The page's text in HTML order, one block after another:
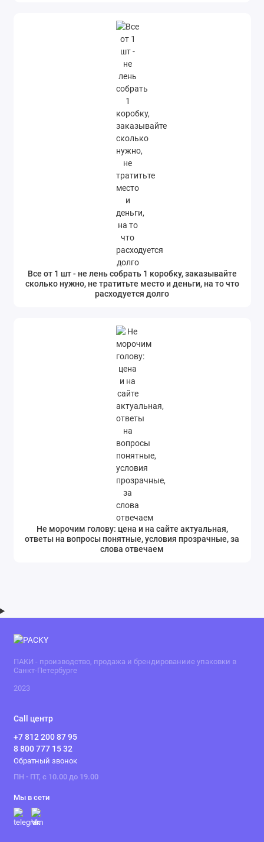
Все от 1 шт - не лень собрать 1 коробку, заказывайте
сколько нужно, не тратитьте место и деньги, на то что
расходуется долго
Не морочим голову: цена и на сайте актуальная,
ответы на вопросы понятные, условия прозрачные, за
слова отвечаем
ПАКИ - производство, продажа и брендированиие упаковки в
Санкт-Петербурге
2023
Call центр
+7 812 200 87 95
8 800 777 15 32
Обратный звонок
ПН - ПТ, с 10.00 до 19.00
Мы в сети